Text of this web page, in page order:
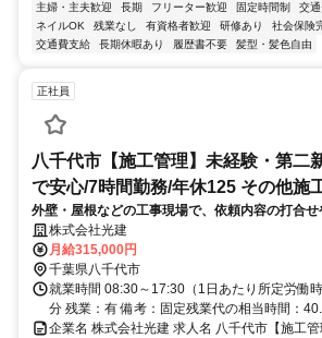
主婦・主夫歓迎 長期 フリーター歓迎 固定時間制 交
ネイルOK
残業なし 有資格者歓迎 研修あり 社会保険
交通費支給
長期休暇あり 履歴書不要 髪型・髪色自由
正社員
八千代市【施工管理】未経験・第二
で安心/7時間勤務/年休125 その他施
外壁・屋根などの工事現場で、依頼内容の打合
配、職人さんとの連携を行い、工事が円滑に進む
す。研修が充実しており、未経験の方でも安心で
株式会社光建
月給315,000円
千葉県八千代市
就業時間 08:30～17:30（1日あたり所定労働
分 残業：有 備考：固定残業代の相当時間：
企業名 株式会社光建 求人名 八千代市【施工